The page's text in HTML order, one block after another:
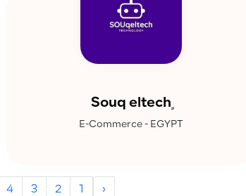
E-Commerce - EGYPT
‹
2
3
4